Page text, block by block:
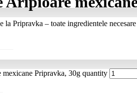
la Pripravka – toate ingredientele
Pripravka, 30g quantity